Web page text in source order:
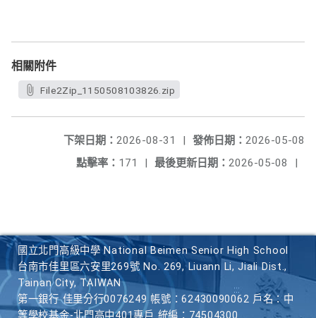
相關附件
File2Zip_1150508103826.zip
發佈日期： 2026-05-08
下架日期： 2026-08-31
|
最後更新日期： 2026-05-08 |
點擊率： 171 |
國立北門高級中學 National Beimen Senior High School
台南市佳里區六安里269號 No. 269, Liuann Li, Jiali Dist.,
Tainan City, TAIWAN
第一銀行 佳里分行0076249 帳號：62430090062 戶名：中
等學校基金-北門高中401專戶 統編：74504300